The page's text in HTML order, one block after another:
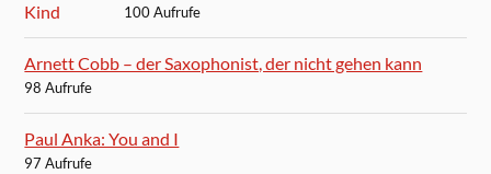
100 Aufrufe
Arnett Cobb – der Saxophonist, der nicht gehen kann
98 Aufrufe
Paul Anka: You and I
97 Aufrufe